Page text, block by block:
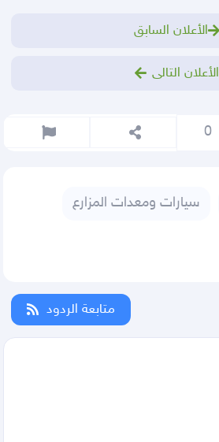
الأعلان السابق
الأعلان التالى
سيارات ومعدات المزارع
متابعة الردود